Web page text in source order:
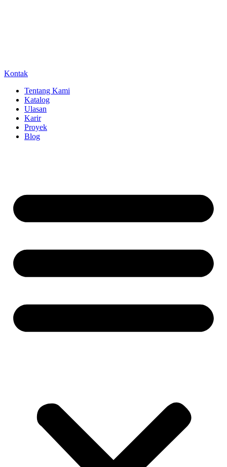
Kontak
Tentang Kami
Katalog
Ulasan
Karir
Proyek
Blog